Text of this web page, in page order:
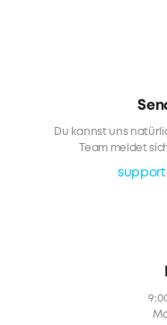
Du kannst uns
Team meldet